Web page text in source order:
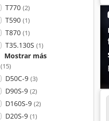
T770 (2)
T590 (1)
T870 (1)
T35.130S (1)
Mostrar más
(15)
D50C-9 (3)
D90S-9 (2)
D160S-9 (2)
D20S-9 (1)